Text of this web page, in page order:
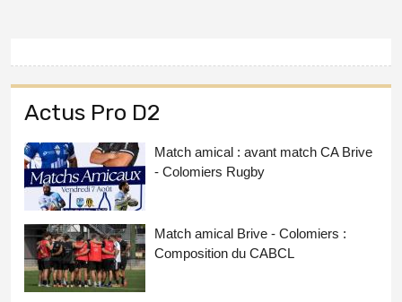
Actus Pro D2
Match amical : avant match CA Brive
- Colomiers Rugby
Match amical Brive - Colomiers :
Composition du CABCL